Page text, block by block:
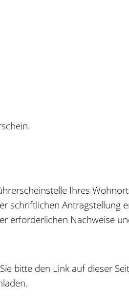
Ihres
schriftlichen Antragstellung
erforderlichen Nachweise
bitte den Link auf dieser